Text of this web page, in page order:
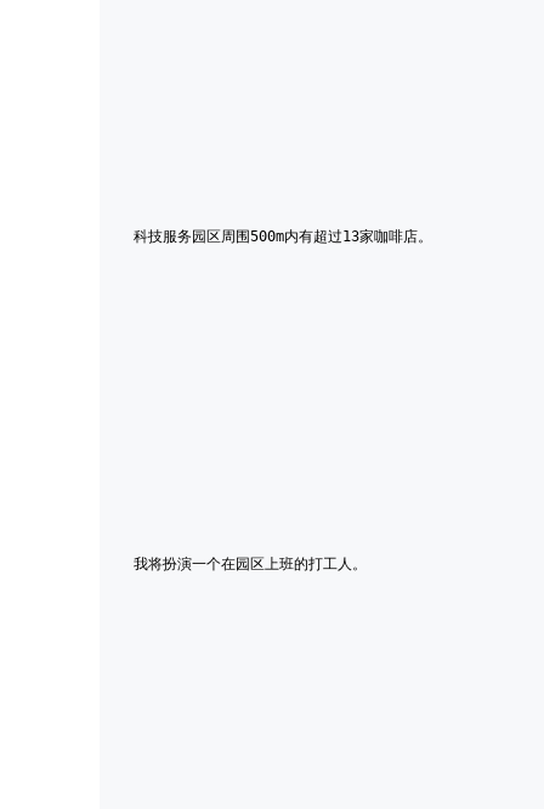
科技服务园区周围500m内有超过13家咖啡店。
我将扮演一个在园区上班的打工人。